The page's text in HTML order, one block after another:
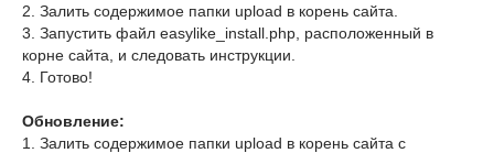
2. Залить содержимое папки upload в корень сайта.
3. Запустить файл easylike_install.php, расположенный в
корне сайта, и следовать инструкции.
4. Готово!
Обновление:
1. Залить содержимое папки upload в корень сайта с